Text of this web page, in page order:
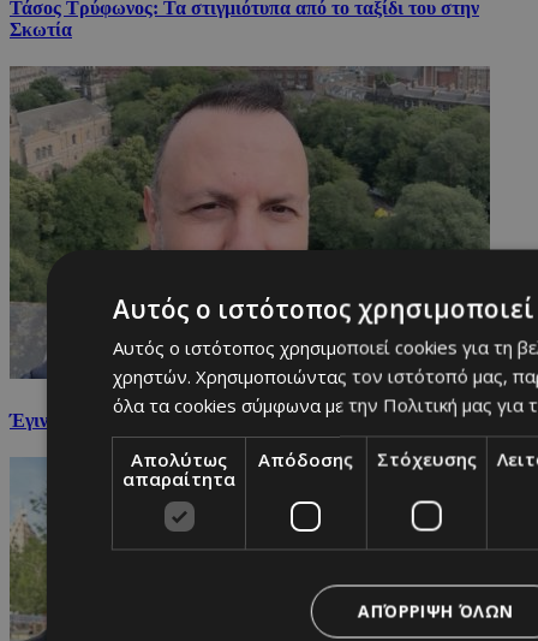
Τάσος Τρύφωνος: Τα στιγμιότυπα από το ταξίδι του στην
Σκωτία
Έγιναν γονείς για πρώτη φορά ο 2J και η Κάτια Κυριακούδη
Αυτός ο ιστότοπος
Αυτός ο ιστότοπος χρησιμοποιεί cookies για τη
χρηστών. Χρησιμοποιώντας τον ιστότοπό μας,
όλα τα cookies σύμφωνα με την Πολιτική μας για
Απολύτως
απαραίτητα
Απόδοσης Στόχευσης
ΑΠΌΡΡΙΨΗ ΌΛΩΝ